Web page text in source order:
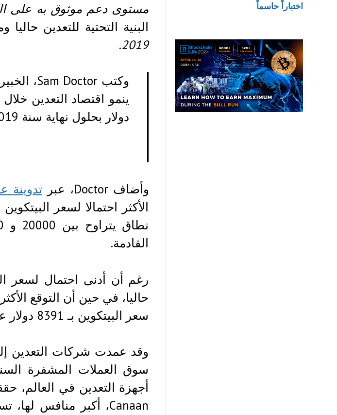
اختباراً حاسماً
مستوى دعم موثوق به على
البنية التحتية للتعدين
2019
.
دولار بحلول نهاية سنة 2019 على أساس المعدل ​​التاريخي 1.8x P / BE”.
وأضاف Doctor، عبر تدوينة
الأكثر احتمالا لسعر
القادمة.
سعر البيتكوين بـ 8391 دولار على CoinMarketCap.
وقد عمدت شركات التعدين